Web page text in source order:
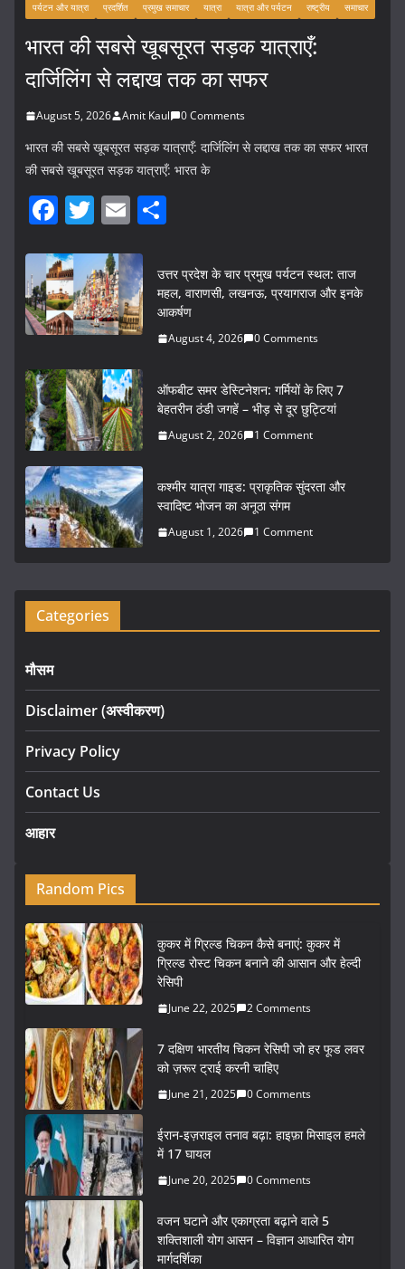
पर्यटन और यात्रा
प्रदर्शित प्रमुख समाचार यात्रा यात्रा और पर्यटन राष्ट्रीय समाचार
भारत की सबसे खूबसूरत सड़क यात्राएँ:
दार्जिलिंग से लद्दाख तक का सफर
August 5, 2026 Amit Kaul 0 Comments
भारत की सबसे खूबसूरत सड़क यात्राएँ: दार्जिलिंग से लद्दाख तक का सफर भारत
की सबसे खूबसूरत सड़क यात्राएँ: भारत के
F
c
e
b
o
k
T
itt
er
E
ai
l
ar
e
उत्तर प्रदेश के चार प्रमुख पर्यटन स्थल: ताज
महल, वाराणसी, लखनऊ, प्रयागराज और इनके
आकर्षण
August 4, 2026 0 Comments
ऑफबीट समर डेस्टिनेशन: गर्मियों के लिए 7
बेहतरीन ठंडी जगहें – भीड़ से दूर छुट्टियां
August 2, 2026 1 Comment
कश्मीर यात्रा गाइड: प्राकृतिक सुंदरता और
स्वादिष्ट भोजन का अनूठा संगम
August 1, 2026 1 Comment
Categories
मौसम
Disclaimer (अस्वीकरण)
Privacy Policy
Contact Us
आहार
Random Pics
कुकर में ग्रिल्ड चिकन कैसे बनाएं: कुकर में
ग्रिल्ड रोस्ट चिकन बनाने की आसान और हेल्दी
रेसिपी
June 22, 2025 2 Comments
7 दक्षिण भारतीय चिकन रेसिपी जो हर फूड लवर
को ज़रूर ट्राई करनी चाहिए
June 21, 2025 0 Comments
ईरान-इज़राइल तनाव बढ़ा: हाइफ़ा मिसाइल हमले
में 17 घायल
June 20, 2025 0 Comments
वजन घटाने और एकाग्रता बढ़ाने वाले 5
शक्तिशाली योग आसन – विज्ञान आधारित योग
मार्गदर्शिका